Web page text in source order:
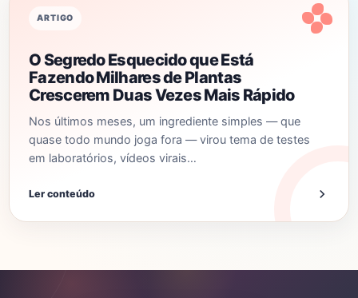
ARTIGO
O Segredo Esquecido que Está
Fazendo Milhares de Plantas
Crescerem Duas Vezes Mais Rápido
Nos últimos meses, um ingrediente simples — que
quase todo mundo joga fora — virou tema de testes
em laboratórios, vídeos virais…
Ler conteúdo